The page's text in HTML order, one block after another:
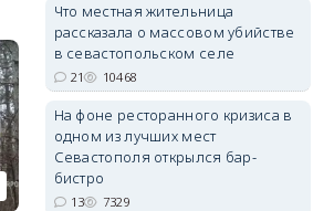
erid: 2SDnjdvhGXG
Что местная жительница
рассказала о массовом убийстве
в севастопольском селе
21 10468
На фоне ресторанного кризиса в
одном из лучших мест
Севастополя открылся бар-
бистро
13 7329